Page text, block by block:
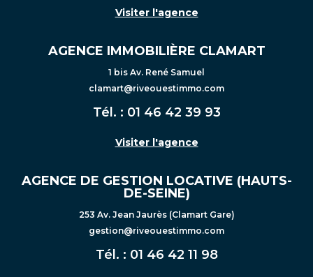
Visiter l'agence
AGENCE IMMOBILIÈRE CLAMART
1 bis Av. René Samuel
clamart@riveouestimmo.com
Tél. : 01 46 42 39 93
Visiter l'agence
AGENCE DE GESTION LOCATIVE (HAUTS-
DE-SEINE)
253 Av. Jean Jaurès (Clamart Gare)
gestion@riveouestimmo.com
Tél. : 01 46 42 11 98